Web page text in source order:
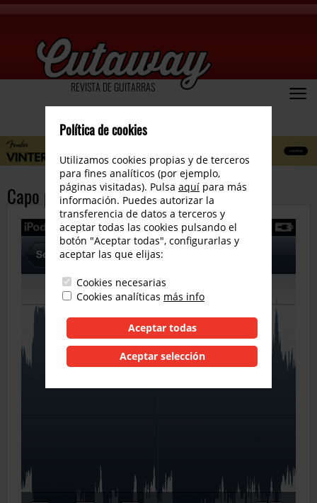
REVISTA DE GUITARRAS
Capo para iPhone y iPod Touch
Política de cookies
Utilizamos cookies propias y de terceros
para fines analíticos (por ejemplo,
páginas visitadas). Pulsa aquí para más
información. Puedes autorizar la
transferencia de datos a terceros y
aceptar todas las cookies pulsando el
botón "Aceptar todas", configurarlas y
aceptar las que elijas:
Cookies necesarias
Cookies analíticas más info
Aceptar todas
Aceptar selección